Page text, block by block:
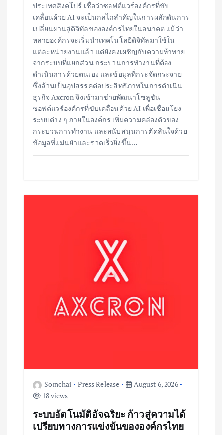
ประเทศสิงคโปร์ เชื่อว่าซอฟต์แวร์องค์กรที่ขับ
เคลื่อนด้วย AI จะเป็นกลไกสำคัญในการผลักดันการ
เปลี่ยนผ่านสู่ดิจิทัลขององค์กรไทยในอนาคต แม้ว่า
หลายองค์กรจะเริ่มนำเทคโนโลยีดิจิทัลมาใช้ใน
แต่ละหน่วยงานแล้ว แต่ยังคงเผชิญกับความท้าทาย
จากระบบที่แยกส่วน กระบวนการทำงานที่ต้อง
ดำเนินการด้วยตนเอง และข้อมูลที่กระจัดกระจาย
ซึ่งล้วนเป็นอุปสรรคต่อประสิทธิภาพในการดำเนิน
ธุรกิจ Axcron จึงเข้ามาช่วยพัฒนาโซลูชัน
ซอฟต์แวร์องค์กรที่ขับเคลื่อนด้วย AI เพื่อเชื่อมโยง
ระบบต่าง ๆ ภายในองค์กร เพิ่มความคล่องตัวของ
กระบวนการทำงาน และสนับสนุนการตัดสินใจด้วย
ข้อมูลที่แม่นยำและรวดเร็วยิ่งขึ้น…
Somchai Press Release
August 6, 2026
18 views
ระบบอัตโนมัติอัจฉริยะ ก้าวสู่ความได้
เปรียบทางการแข่งขันขององค์กรไทย